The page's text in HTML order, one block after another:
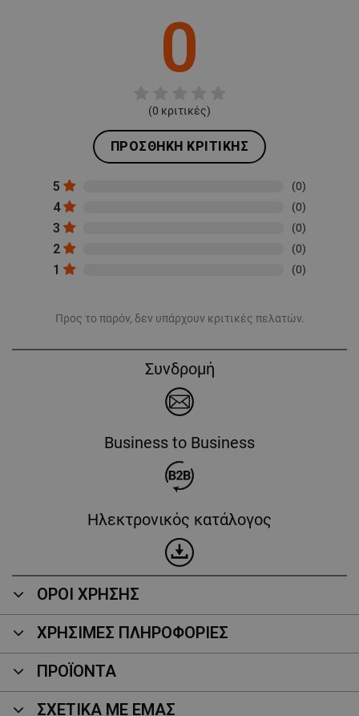
0
(0 κριτικές)
ΠΡΟΣΘΉΚΗ ΚΡΙΤΙΚΉΣ
5 (0)
4 (0)
3 (0)
2 (0)
1 (0)
Προς το παρόν, δεν υπάρχουν κριτικές πελατών.
Συνδρομή
Business to Business
Ηλεκτρονικός κατάλογος
ΟΡΟΙ ΧΡΗΣΗΣ
ΧΡΗΣΙΜΕΣ ΠΛΗΡΟΦΟΡΙΕΣ
ΠΡΟΪΌΝΤΑ
ΣΧΕΤΙΚΑ ΜΕ ΕΜΑΣ